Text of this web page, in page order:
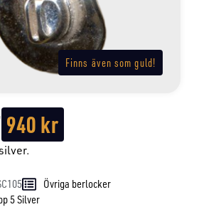
Finns även som guld!
940kr
Övriga berlocker
5 Silver